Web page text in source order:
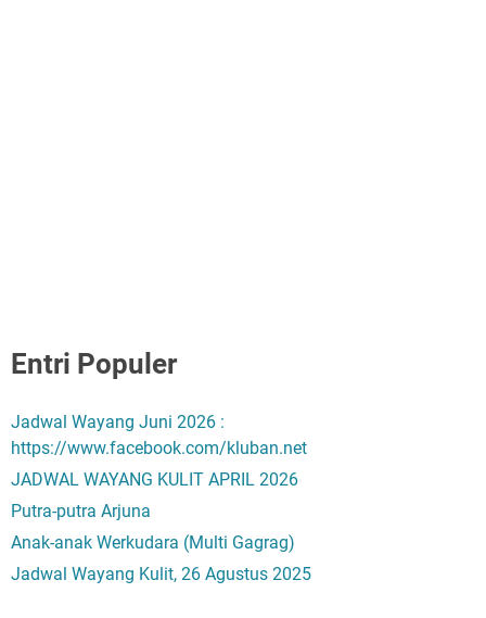
Entri Populer
Jadwal Wayang Juni 2026 :
https://www.facebook.com/kluban.net
JADWAL WAYANG KULIT APRIL 2026
Putra-putra Arjuna
Anak-anak Werkudara (Multi Gagrag)
Jadwal Wayang Kulit, 26 Agustus 2025